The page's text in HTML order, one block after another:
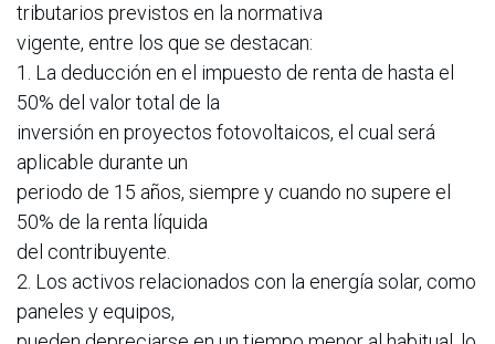
tributarios previstos en la normativa
vigente, entre los que se destacan:
1. La deducción en el impuesto de renta de hasta el
50% del valor total de la
inversión en proyectos fotovoltaicos, el cual será
aplicable durante un
periodo de 15 años, siempre y cuando no supere el
50% de la renta líquida
del contribuyente.
2. Los activos relacionados con la energía solar, como
paneles y equipos,